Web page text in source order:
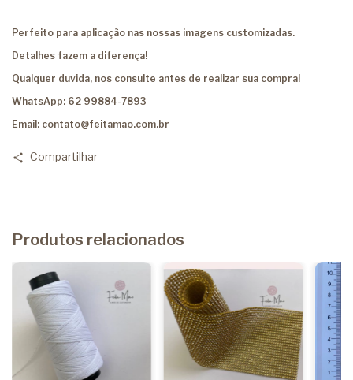
Perfeito para aplicação nas nossas imagens customizadas.
Detalhes fazem a diferença!
Qualquer duvida, nos consulte antes de realizar sua compra!
WhatsApp: 62 99884-7893
Email: contato@feitamao.com.br
Compartilhar
Produtos relacionados